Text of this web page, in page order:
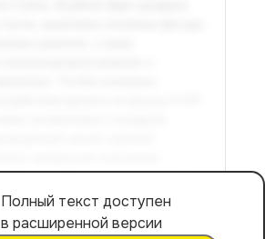
Полный текст доступен
в расширенной версии